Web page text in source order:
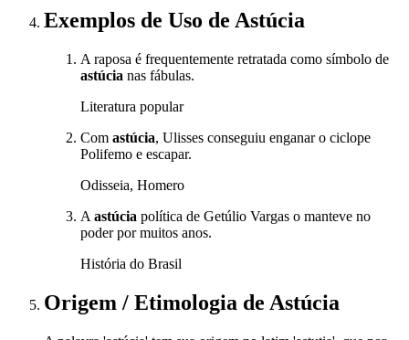
Exemplos de Uso de Astúcia
A raposa é frequentemente retratada como símbolo de
astúcia nas fábulas.
Literatura popular
Com astúcia, Ulisses conseguiu enganar o ciclope
Polifemo e escapar.
Odisseia, Homero
A astúcia política de Getúlio Vargas o manteve no
poder por muitos anos.
História do Brasil
Origem / Etimologia de Astúcia